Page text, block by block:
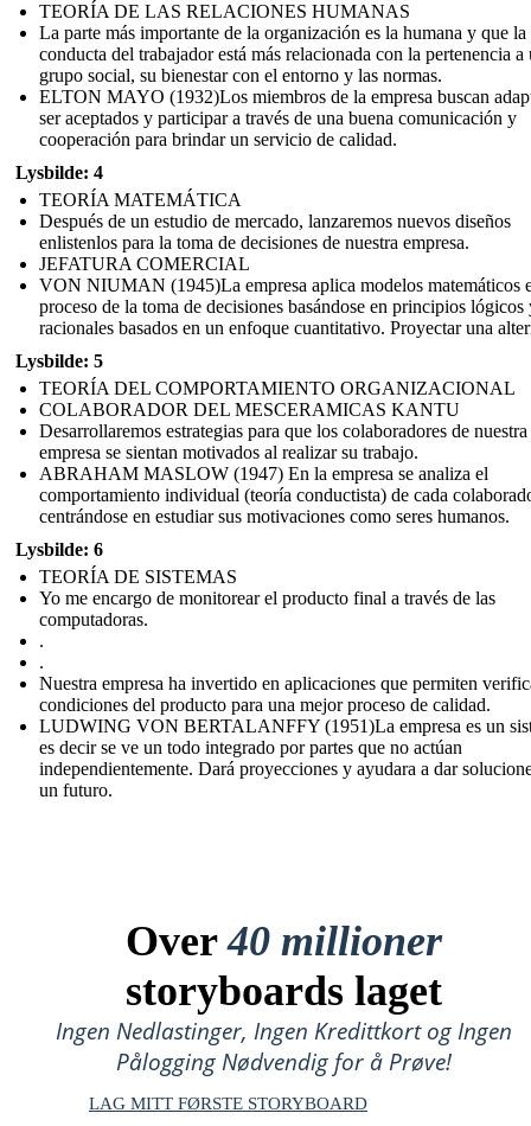
TEORÍA DE LAS RELACIONES HUMANAS
La parte más importante de la organización es la humana y que la
conducta del trabajador está más relacionada con la pertenencia a
grupo social, su bienestar con el entorno y las normas.
ELTON MAYO (1932)Los miembros de la empresa buscan
ser aceptados y participar a través de una buena comunicación y
cooperación para brindar un servicio de calidad.
Lysbilde: 4
TEORÍA MATEMÁTICA
Después de un estudio de mercado, lanzaremos nuevos diseños
enlistenlos para la toma de decisiones de nuestra empresa.
JEFATURA COMERCIAL
VON NIUMAN (1945)La empresa aplica modelos matemáticos
proceso de la toma de decisiones basándose en principios lógicos
racionales basados en un enfoque cuantitativo. Proyectar una
Lysbilde: 5
TEORÍA DEL COMPORTAMIENTO ORGANIZACIONAL
COLABORADOR DEL MESCERAMICAS KANTU
Desarrollaremos estrategias para que los colaboradores de nuestra
empresa se sientan motivados al realizar su trabajo.
ABRAHAM MASLOW (1947) En la empresa se analiza el
comportamiento individual (teoría conductista) de cada
centrándose en estudiar sus motivaciones como seres humanos.
Lysbilde: 6
TEORÍA DE SISTEMAS
Yo me encargo de monitorear el producto final a través de las
computadoras.
.
.
Nuestra empresa ha invertido en aplicaciones que permiten
condiciones del producto para una mejor proceso de calidad.
LUDWING VON BERTALANFFY (1951)La empresa es un
es decir se ve un todo integrado por partes que no actúan
independientemente. Dará proyecciones y ayudara a dar
un futuro.
Over40 millioner
storyboards laget
Ingen Nedlastinger, Ingen Kredittkort og Ingen
Pålogging Nødvendig for å Prøve!
LAG MITT FØRSTE STORYBOARD